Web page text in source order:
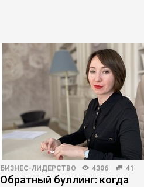
БИЗНЕС-ЛИДЕРСТВО 4306 41
Обратный буллинг: когда